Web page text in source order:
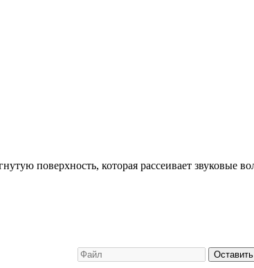
поверхность, которая рассеивает звуковые